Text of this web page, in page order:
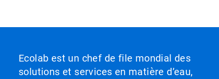
Ecolab est un chef de file mondial des
solutions et services en matière d’eau,